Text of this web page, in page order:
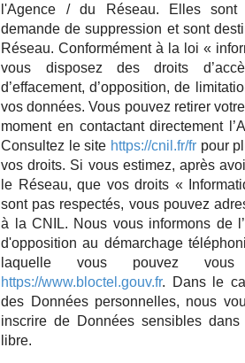
l'Agence / du Réseau. Elles sont
demande de suppression et sont
Réseau. Conformément à la loi «
vous disposez des droits
d’effacement, d’opposition, de
vos données. Vous pouvez retirer
moment en contactant directement
Consultez le site https://cnil.fr/frpour
vos droits. Si vous estimez, après
le Réseau, que vos droits «
sont pas respectés, vous pouvez
à la CNIL. Nous vous informons de
d'opposition au démarchage
laquelle vous pouvez
https://www.bloctel.gouv.fr. Dans le
des Données personnelles, nous
inscrire de Données sensibles
libre.